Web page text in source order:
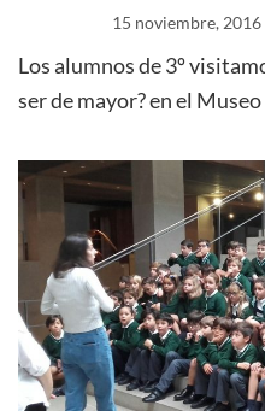
15 noviembre, 2016
Los alumnos de 3º
ser de mayor? en el